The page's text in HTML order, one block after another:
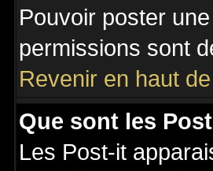
Pouvoir poster
permissions sont
Revenir en haut
Que sont les
Les Post-it